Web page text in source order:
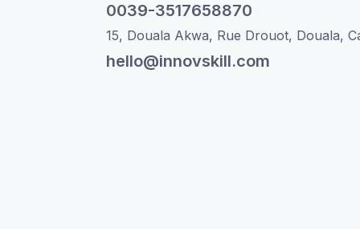
0039-3517658870
15, Douala Akwa, Rue Drouot, Douala,
hello@innovskill.com